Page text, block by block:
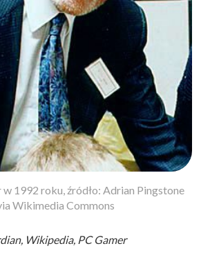
w 1992 roku, źródło: Adrian Pingstone
Wikimedia Commons
Wikipedia, PC Gamer